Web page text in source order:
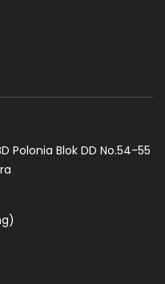
Polonia Blok DD No.54-55